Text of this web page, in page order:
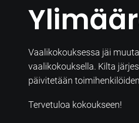
Vaalikokouksessa jäi
vaalikokouksella. Kilta
päivitetään
Tervetuloa kokoukseen!